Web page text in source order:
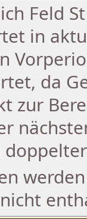
Feld
in
da
zur